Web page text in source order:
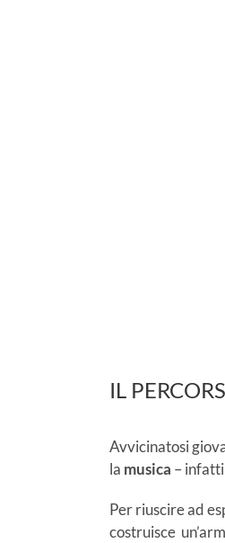
IL
Avvicinatosi
la musica –
Per riuscire ad
costruisce